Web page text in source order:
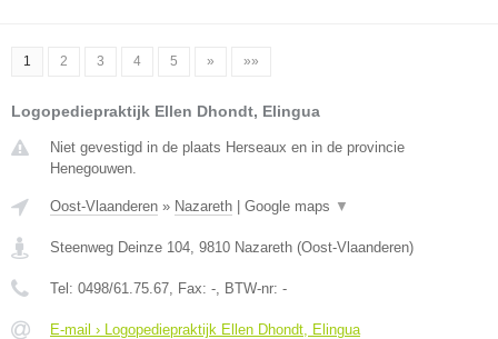
1 2 3 4 5 » »»
Logopediepraktijk Ellen Dhondt, Elingua
Niet gevestigd in de plaats Herseaux en in de provincie
Henegouwen.
Oost-Vlaanderen » Nazareth Google maps ▼
Steenweg Deinze 104, 9810 Nazareth (Oost-Vlaanderen)
Tel: 0498/61.75.67, Fax: -, BTW-nr: -
E-mail › Logopediepraktijk Ellen Dhondt, Elingua